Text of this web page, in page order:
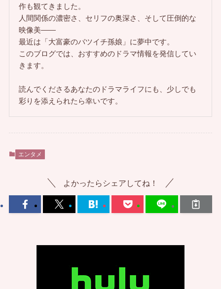
作も観てきました。
人間関係の濃密さ、セリフの奥深さ、そして圧倒的な
映像美――
最近は「大富豪のバツイチ孫娘」に夢中です。
このブログでは、おすすめのドラマ情報を発信してい
きます。
読んでくださるあなたのドラマライフにも、少しでも
彩りを添えられたら幸いです。
エンタメ
よかったらシェアしてね！